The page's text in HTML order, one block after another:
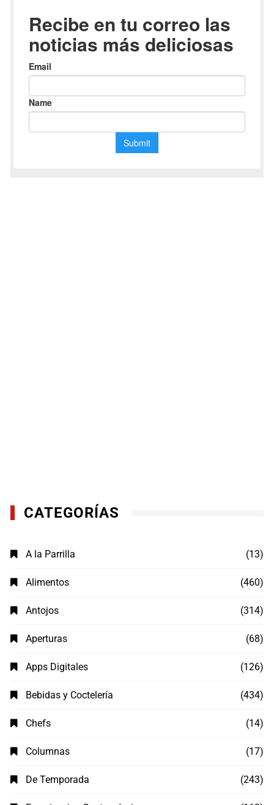
CATEGORÍAS
A la Parrilla (13)
Alimentos (460)
Antojos (314)
Aperturas (68)
Apps Digitales (126)
Bebidas y Coctelería (434)
Chefs (14)
Columnas (17)
De Temporada (243)